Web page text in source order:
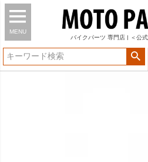
MENU
バイク パーツ 専門店 | ＜公